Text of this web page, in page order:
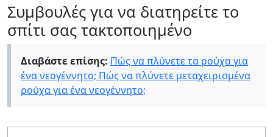
Συμβουλές για να διατηρείτε το
σπίτι σας τακτοποιημένο
Διαβάστε επίσης: Πώς να πλύνετε τα ρούχα για
ένα νεογέννητο; Πώς να πλύνετε μεταχειρισμένα
ρούχα για ένα νεογέννητο;